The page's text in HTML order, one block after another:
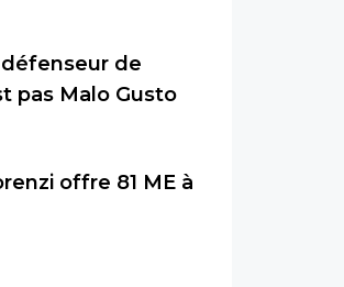
défenseur de
pas Malo Gusto
offre 81 ME à